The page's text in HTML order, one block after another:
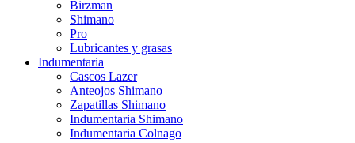
Birzman
Shimano
Pro
Lubricantes y grasas
Indumentaria
Cascos Lazer
Anteojos Shimano
Zapatillas Shimano
Indumentaria Shimano
Indumentaria Colnago